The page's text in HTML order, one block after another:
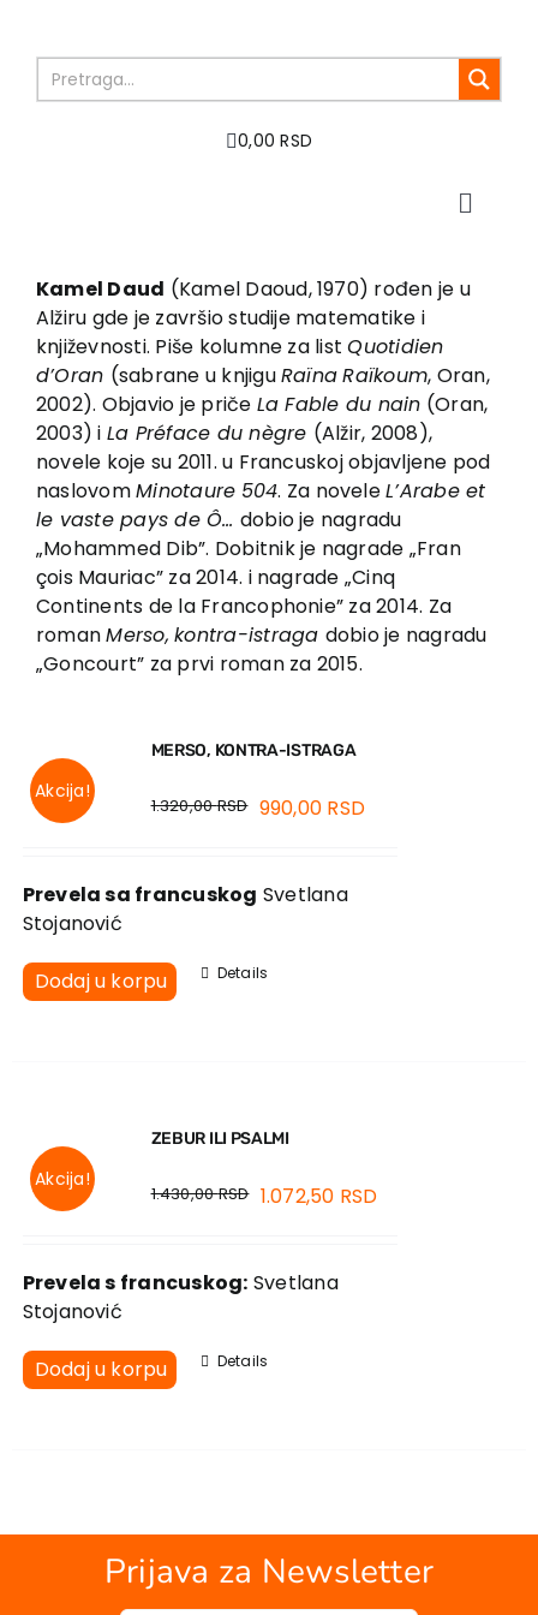
content
0,00 RSD
Toggle
O nama
Knjige
U pripremi
Akcija
Autori
Vesti
EU PROJEKTI
Kontakt
Kamel Daud (Kamel Daoud, 1970) rođen je u
Alžiru gde je završio studije matematike i
književnosti. Piše kolumne za listQuotidien
d’Oran (sabrane u knjiguRaïnaRaïkoum, Oran,
2002). Objavio je priče La Fable du nain (Oran,
2003) i La Préface du nègre (Alžir, 2008),
novele koje su 2011. u Francuskoj objavljene pod
naslovomMinotaure 504. Za noveleL’Arabe et
le vaste pays de Ô… dobio je nagradu
„Mohammed Dib”. Dobitnik je nagrade „Fran
çois Mauriac” za 2014. i nagrade „Cinq
Continents de la Francophonie” za 2014. Za
romanMerso, kontra-istraga dobio je nagradu
„Goncourt” za prvi roman za 2015.
Akcija!
MERSO, KONTRA-ISTRAGA
1.320,00RSD 990,00 RSD
Prevela sa francuskog Svetlana
Stojanović
Dodaj u korpu Details
Akcija!
ZEBUR ILI PSALMI
1.430,00RSD 1.072,50 RSD
Prevela s francuskog: Svetlana
Stojanović
Dodaj u korpu Details
Prijava za Newsletter